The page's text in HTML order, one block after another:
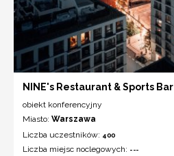
NINE's Restaurant & Sports Bar
obiekt konferencyjny
Miasto: Warszawa
Liczba uczestników: 400
Liczba miejsc noclegowych: ---